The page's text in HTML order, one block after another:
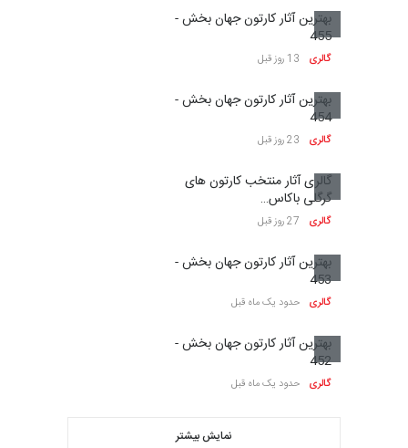
بهترین آثار کارتون جهان بخش -
455
گالری 13 روز قبل
بهترین آثار کارتون جهان بخش -
454
گالری 23 روز قبل
گالری آثار منتخب کارتون های
گرگلی باکاس…
گالری 27 روز قبل
بهترین آثار کارتون جهان بخش -
453
گالری حدود یک ماه قبل
بهترین آثار کارتون جهان بخش -
452
گالری حدود یک ماه قبل
نمایش بیشتر